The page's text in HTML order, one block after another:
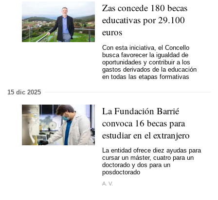
Zas concede 180 becas
educativas por 29.100
euros
Con esta iniciativa, el Concello
busca favorecer la igualdad de
oportunidades y contribuir a los
gastos derivados de la educación
en todas las etapas formativas
15 dic 2025
La Fundación Barrié
convoca 16 becas para
estudiar en el extranjero
La entidad ofrece diez ayudas para
cursar un máster, cuatro para un
doctorado y dos para un
posdoctorado
A. V.